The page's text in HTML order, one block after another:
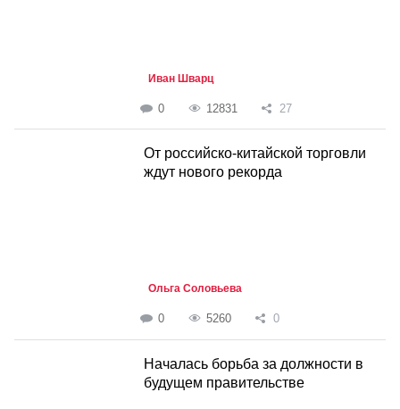
Иван Шварц
0 12831 27
От российско-китайской торговли
ждут нового рекорда
Ольга Соловьева
0 5260 0
Началась борьба за должности в
будущем правительстве